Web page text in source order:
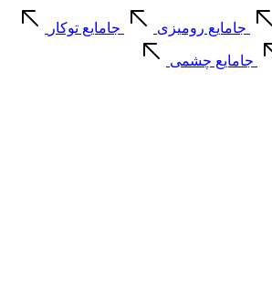
جامایع رومیزی جامایع توکار
جامایع چشمی